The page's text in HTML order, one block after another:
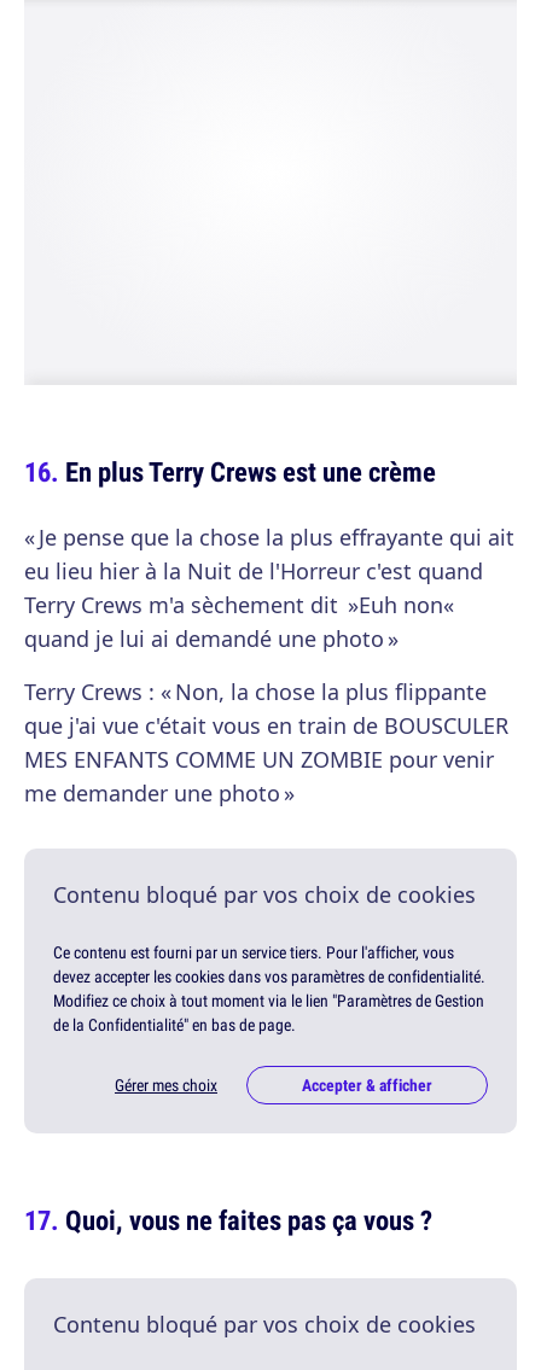
En plus Terry Crews est une crème
« Je pense que la chose la plus effrayante qui ait
eu lieu hier à la Nuit de l'Horreur c'est quand
Terry Crews m'a sèchement dit »Euh non«
quand je lui ai demandé une photo »
Terry Crews : « Non, la chose la plus flippante
que j'ai vue c'était vous en train de BOUSCULER
MES ENFANTS COMME UN ZOMBIE pour venir
me demander une photo »
Contenu bloqué par vos choix de cookies
Ce contenu est fourni par un service tiers. Pour l'afficher, vous
devez accepter les cookies dans vos paramètres de confidentialité.
Modifiez ce choix à tout moment via le lien "Paramètres de Gestion
de la Confidentialité" en bas de page.
Gérer mes choix Accepter & afficher
Quoi, vous ne faites pas ça vous ?
Contenu bloqué par vos choix de cookies